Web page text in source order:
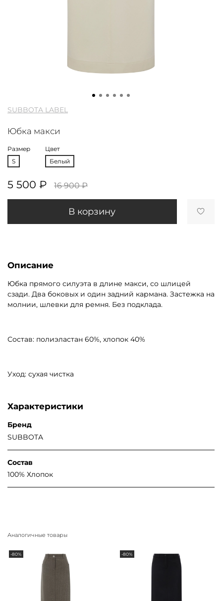
SUBBOTA LABEL
Юбка макси
Размер
S
Цвет
Белый
5 500 ₽ 16 900 ₽
В корзину
Описание
Юбка прямого силуэта в длине макси, со шлицей
сзади. Два боковых и один задний кармана. Застежка на
молнии, шлевки для ремня. Без подклада.
Состав: полиэластан 60%, хлопок 40%
Уход: сухая чистка
Характеристики
Бренд
SUBBOTA
Состав
100% Хлопок
Аналогичные товары
-80% -80%